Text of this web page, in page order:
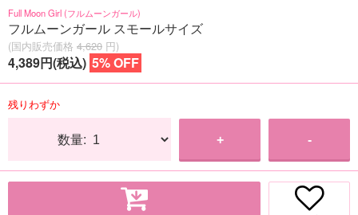
Full Moon Girl (フルムーンガール)
フルムーンガール スモールサイズ
(国内販売価格 4,620 円)
4,389円(税込) 5% OFF
残りわずか
数量: + -